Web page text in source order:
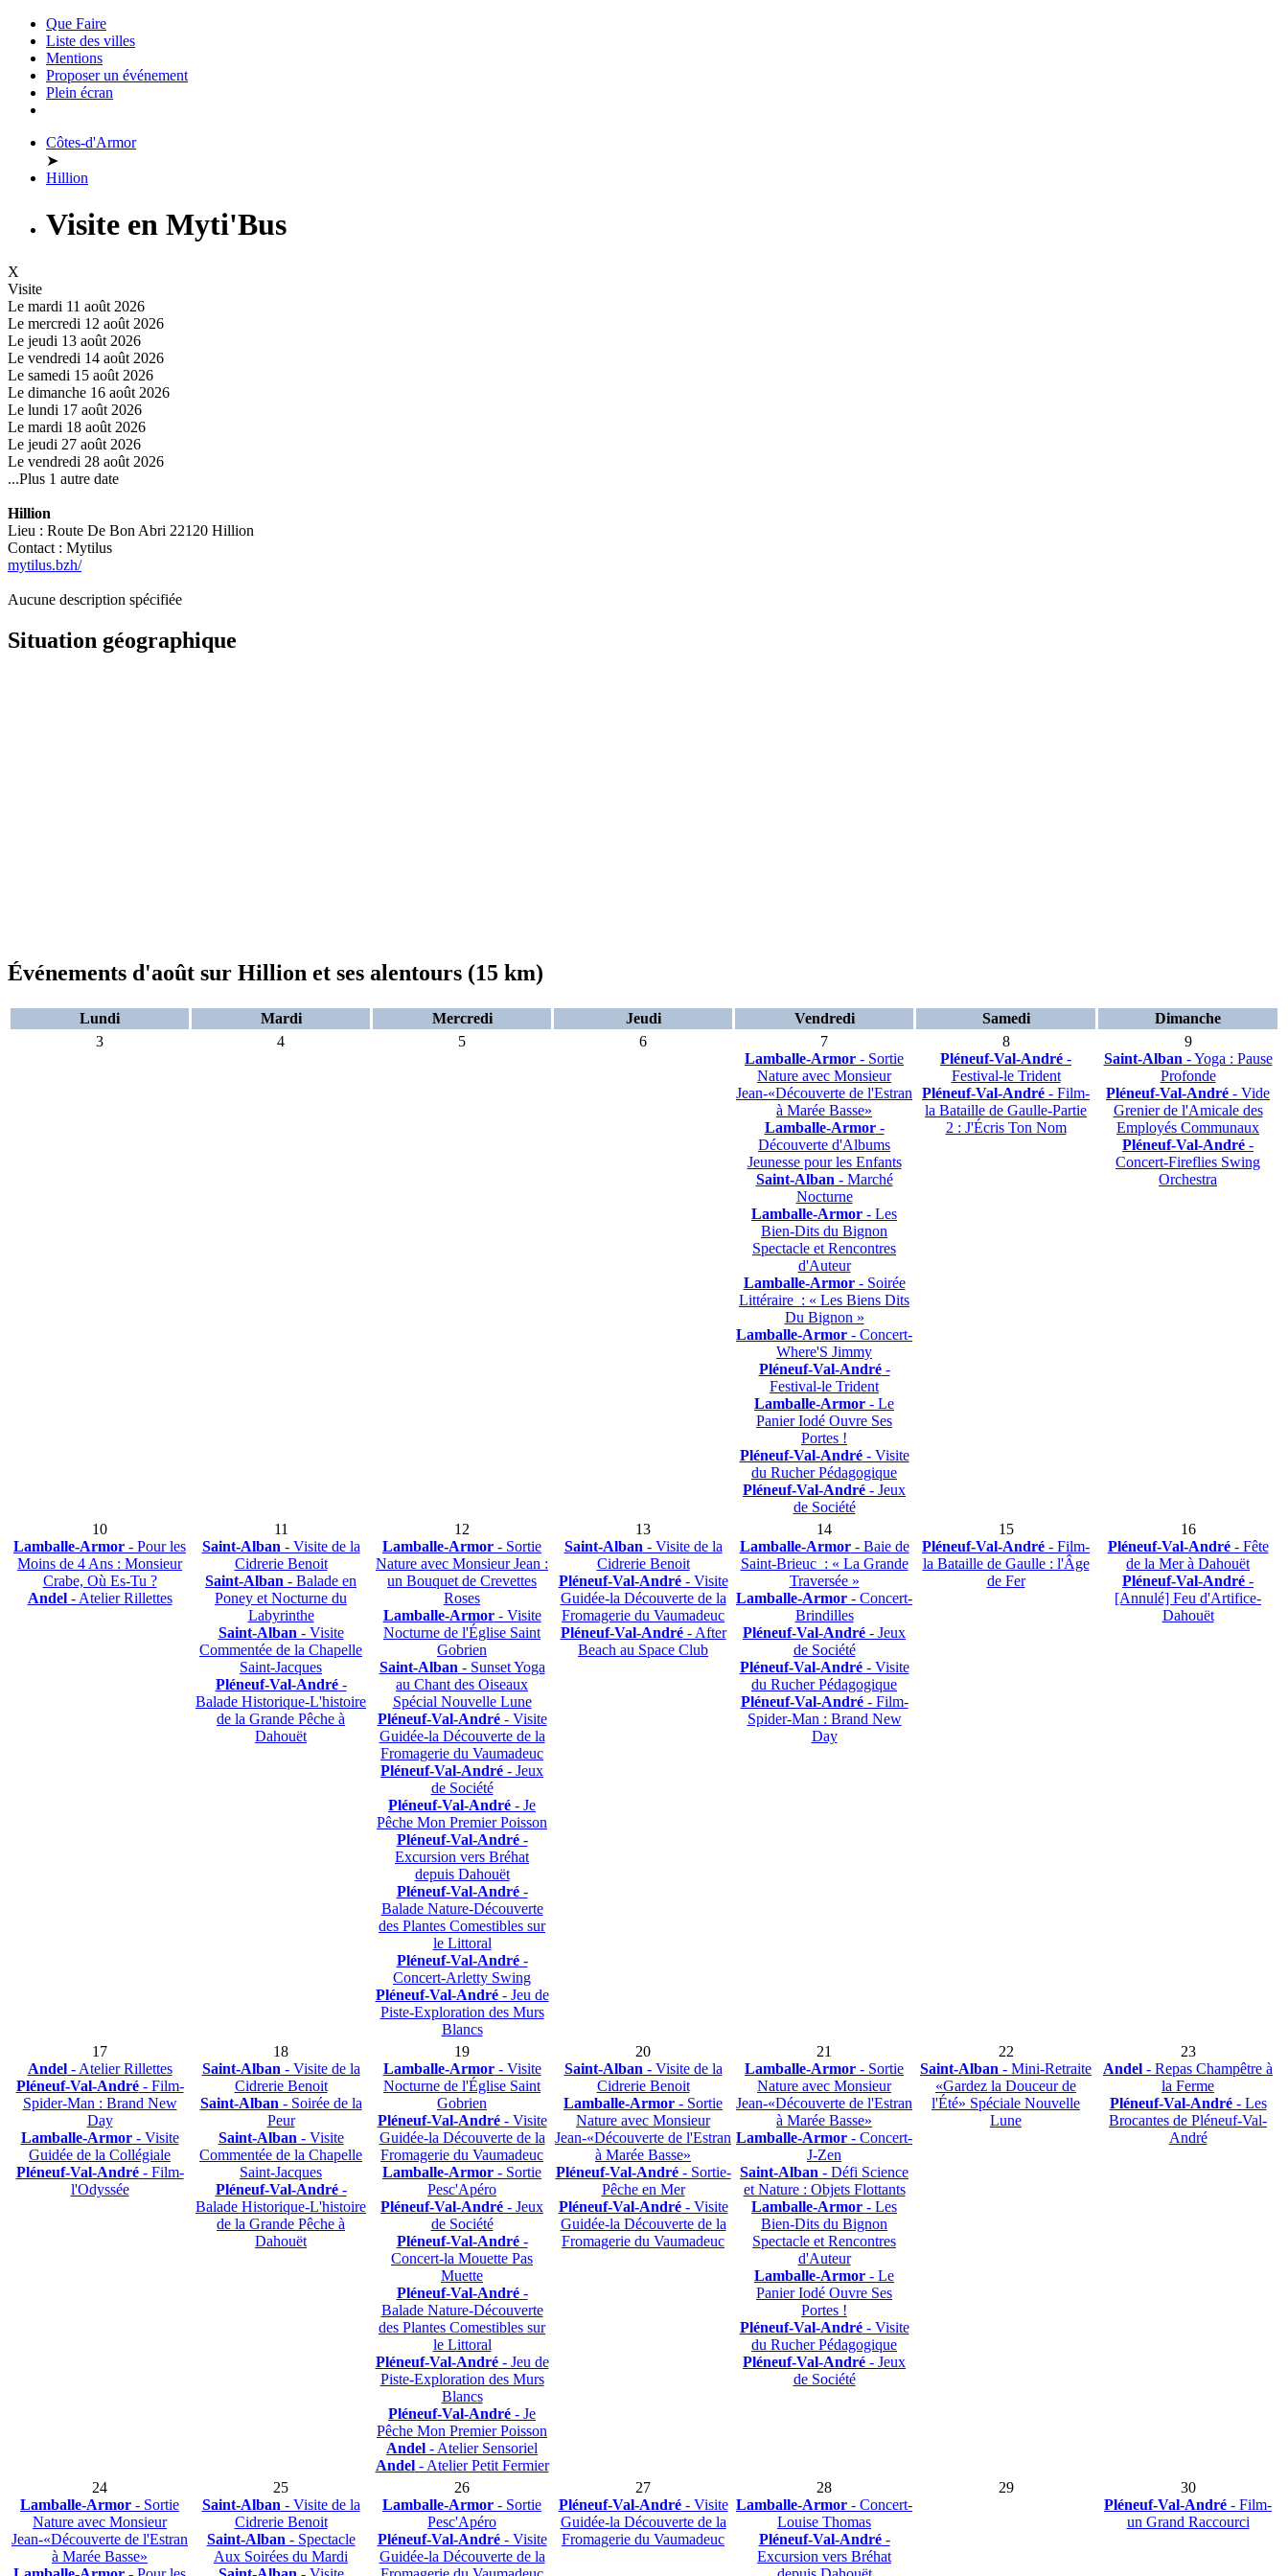
Que Faire
Liste des villes
Mentions
Proposer un événement
Plein écran
Côtes-d'Armor
➤
Hillion
Visite en Myti'Bus
X
Visite
Le mardi 11 août 2026
Le mercredi 12 août 2026
Le jeudi 13 août 2026
Le vendredi 14 août 2026
Le samedi 15 août 2026
Le dimanche 16 août 2026
Le lundi 17 août 2026
Le mardi 18 août 2026
Le jeudi 27 août 2026
Le vendredi 28 août 2026
...Plus 1 autre date
Hillion
Lieu : Route De Bon Abri 22120 Hillion
Contact : Mytilus
mytilus.bzh/
Aucune description spécifiée
Situation géographique
Événements d'août sur Hillion et ses alentours (15 km)
Lundi Mardi Mercredi Jeudi Vendredi Samedi
Dimanche
3
4 5 6
7
Lamballe-Armor - Sortie
Nature avec Monsieur
Jean-«Découverte de l'Estran
à Marée Basse»
Lamballe-Armor-
Découverte d'Albums
Jeunesse pour les Enfants
Saint-Alban - Marché
Nocturne
Lamballe-Armor - Les
Bien-Dits du Bignon
Spectacle et Rencontres
d'Auteur
Lamballe-Armor- Soirée
Littéraire : « Les Biens Dits
Du Bignon »
Lamballe-Armor - Concert-
Where'S Jimmy
Pléneuf-Val-André-
Festival-le Trident
Lamballe-Armor - Le
Panier Iodé Ouvre Ses
Portes !
Pléneuf-Val-André- Visite
du Rucher Pédagogique
Pléneuf-Val-André - Jeux
de Société
8
Pléneuf-Val-André -
Festival-le Trident
Pléneuf-Val-André - Film-
la Bataille de Gaulle-Partie
2 : J'Écris Ton Nom
9
Saint-Alban - Yoga : Pause
Profonde
Pléneuf-Val-André - Vide
Grenier de l'Amicale des
Employés Communaux
Pléneuf-Val-André -
Concert-Fireflies Swing
Orchestra
10
Lamballe-Armor - Pour les
Moins de 4 Ans : Monsieur
Crabe, Où Es-Tu ?
Andel- Atelier Rillettes
11
Saint-Alban - Visite de la
Cidrerie Benoit
Saint-Alban - Balade en
Poney et Nocturne du
Labyrinthe
Saint-Alban - Visite
Commentée de la Chapelle
Saint-Jacques
Pléneuf-Val-André-
Balade Historique-L'histoire
de la Grande Pêche à
Dahouët
12
Lamballe-Armor - Sortie
Nature avec Monsieur Jean :
un Bouquet de Crevettes
Roses
Lamballe-Armor- Visite
Nocturne de l'Église Saint
Gobrien
Saint-Alban - Sunset Yoga
au Chant des Oiseaux
Spécial Nouvelle Lune
Pléneuf-Val-André- Visite
Guidée-la Découverte de la
Fromagerie du Vaumadeuc
Pléneuf-Val-André - Jeux
de Société
Pléneuf-Val-André - Je
Pêche Mon Premier Poisson
Pléneuf-Val-André-
Excursion vers Bréhat
depuis Dahouët
Pléneuf-Val-André-
Balade Nature-Découverte
des Plantes Comestibles sur
le Littoral
Pléneuf-Val-André-
Concert-Arletty Swing
Pléneuf-Val-André- Jeu de
Piste-Exploration des Murs
Blancs
13
Saint-Alban - Visite de la
Cidrerie Benoit
Pléneuf-Val-André- Visite
Guidée-la Découverte de la
Fromagerie du Vaumadeuc
Pléneuf-Val-André- After
Beach au Space Club
14
Lamballe-Armor- Baie de
Saint-Brieuc : « La Grande
Traversée »
Lamballe-Armor - Concert-
Brindilles
Pléneuf-Val-André - Jeux
de Société
Pléneuf-Val-André- Visite
du Rucher Pédagogique
Pléneuf-Val-André- Film-
Spider-Man : Brand New
Day
15
Pléneuf-Val-André - Film-
la Bataille de Gaulle : l'Âge
de Fer
16
Pléneuf-Val-André- Fête
de la Mer à Dahouët
Pléneuf-Val-André -
[Annulé] Feu d'Artifice-
Dahouët
17
Andel- Atelier Rillettes
Pléneuf-Val-André- Film-
Spider-Man : Brand New
Day
Lamballe-Armor- Visite
Guidée de la Collégiale
Pléneuf-Val-André- Film-
l'Odyssée
18
Saint-Alban - Visite de la
Cidrerie Benoit
Saint-Alban - Soirée de la
Peur
Saint-Alban - Visite
Commentée de la Chapelle
Saint-Jacques
Pléneuf-Val-André-
Balade Historique-L'histoire
de la Grande Pêche à
Dahouët
19
Lamballe-Armor- Visite
Nocturne de l'Église Saint
Gobrien
Pléneuf-Val-André- Visite
Guidée-la Découverte de la
Fromagerie du Vaumadeuc
Lamballe-Armor - Sortie
Pesc'Apéro
Pléneuf-Val-André - Jeux
de Société
Pléneuf-Val-André-
Concert-la Mouette Pas
Muette
Pléneuf-Val-André-
Balade Nature-Découverte
des Plantes Comestibles sur
le Littoral
Pléneuf-Val-André- Jeu de
Piste-Exploration des Murs
Blancs
Pléneuf-Val-André - Je
Pêche Mon Premier Poisson
Andel - Atelier Sensoriel
Andel- Atelier Petit Fermier
20
Saint-Alban - Visite de la
Cidrerie Benoit
Lamballe-Armor - Sortie
Nature avec Monsieur
Jean-«Découverte de l'Estran
à Marée Basse»
Pléneuf-Val-André- Sortie-
Pêche en Mer
Pléneuf-Val-André- Visite
Guidée-la Découverte de la
Fromagerie du Vaumadeuc
21
Lamballe-Armor - Sortie
Nature avec Monsieur
Jean-«Découverte de l'Estran
à Marée Basse»
Lamballe-Armor - Concert-
J-Zen
Saint-Alban - Défi Science
et Nature : Objets Flottants
Lamballe-Armor - Les
Bien-Dits du Bignon
Spectacle et Rencontres
d'Auteur
Lamballe-Armor - Le
Panier Iodé Ouvre Ses
Portes !
Pléneuf-Val-André- Visite
du Rucher Pédagogique
Pléneuf-Val-André - Jeux
de Société
22
Saint-Alban - Mini-Retraite
«Gardez la Douceur de
l'Été» Spéciale Nouvelle
Lune
23
Andel - Repas Champêtre à
la Ferme
Pléneuf-Val-André- Les
Brocantes de Pléneuf-Val-
André
24
Lamballe-Armor - Sortie
Nature avec Monsieur
Jean-«Découverte de l'Estran
à Marée Basse»
25
Saint-Alban - Visite de la
Cidrerie Benoit
Saint-Alban - Spectacle
Aux Soirées du Mardi
26
Lamballe-Armor - Sortie
Pesc'Apéro
Pléneuf-Val-André- Visite
Guidée-la Découverte de la
27
Pléneuf-Val-André- Visite
Guidée-la Découverte de la
Fromagerie du Vaumadeuc
28
Lamballe-Armor - Concert-
Louise Thomas
Pléneuf-Val-André-
Excursion vers Bréhat
29
30
Pléneuf-Val-André - Film-
un Grand Raccourci